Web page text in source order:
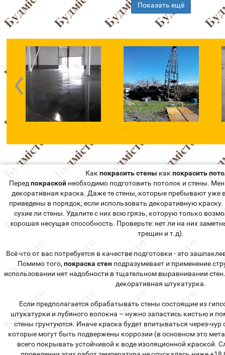
Показать ещё
Как покрасить стеныкак покрасить
Перед покраскойнеобходимо подготовить потолок и стены.
декоративная краска. Даже те стены, которые пребывают уже
приведены в порядок, если использовать декоративную
сухие ли стены. Удалите с них всю грязь, которую только
хорошая несущая способность. Проверьте: нет ли на них
трещин и т.д).
Всё что от вас потребуется в качестве подготовки - это
Помимо того, покраска стенподразумевает и применение
использовании нет надобности в тщательном выравнивании
декоративная штукатурка.
Если предполагается обрабатывать стены состоящие из
штукатурки и лубяного волокна – нужно запастись кистью и
стены грунтуются. Иначе краска будет впитываться через-чур
которые могут быть подвержены коррозии (в основном это
всего покрывать устойчивой к воде изоляционной краской.